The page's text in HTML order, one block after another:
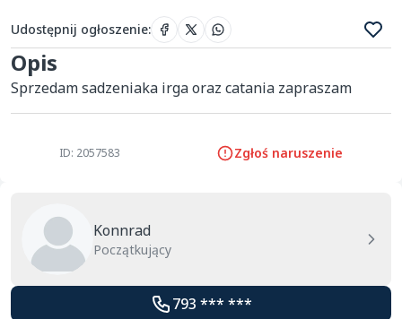
Udostępnij ogłoszenie:
Opis
Sprzedam sadzeniaka irga oraz catania zapraszam
ID: 2057583 Zgłoś naruszenie
Konnrad
Początkujący
793 *** ***